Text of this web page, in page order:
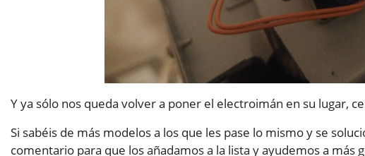
Y ya sólo nos queda volver a poner el electroimán en su lugar,
Si sabéis de más modelos a los que les pase lo mismo y se
comentario para que los añadamos a la lista y ayudemos a más